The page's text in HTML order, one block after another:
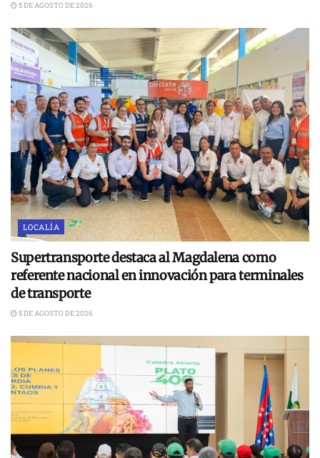
5 DE AGOSTO DE 2026
LOCALÍA
Supertransporte destaca al Magdalena como
referente nacional en innovación para terminales
de transporte
5 DE AGOSTO DE 2026